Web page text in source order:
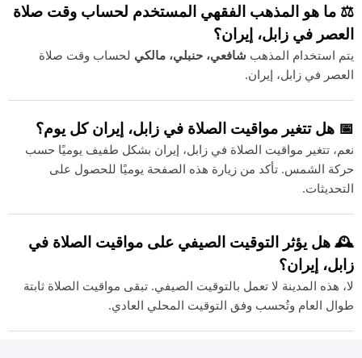
⚖️ ما هو المذهب الفقهي المستخدم لحساب وقت صلاة
العصر في زابل، إيران؟
يتم استخدام المذهب شافعي، حنبلي، مالكي لحساب وقت صلاة
العصر في زابل، إيران.
📅 هل تتغير مواقيت الصلاة في زابل، إيران كل يوم؟
نعم، تتغير مواقيت الصلاة في زابل، إيران بشكل طفيف يوميًا حسب
حركة الشمس. تأكد من زيارة هذه الصفحة يوميًا للحصول على
التحديثات.
🕰️ هل يؤثر التوقيت الصيفي على مواقيت الصلاة في
زابل، إيران؟
لا، هذه المدينة لا تعمل بالتوقيت الصيفي. تبقى مواقيت الصلاة ثابتة
طوال العام وتُحسب وفق التوقيت المحلي العادي.